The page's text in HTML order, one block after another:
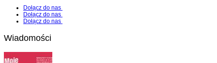
Dołącz do nas
Dołącz do nas
Dołącz do nas
Wiadomości